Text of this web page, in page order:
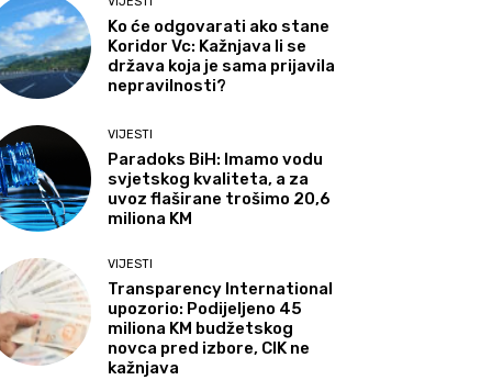
Ko će odgovarati ako stane
Koridor Vc: Kažnjava li se
država koja je sama prijavila
nepravilnosti?
VIJESTI
Paradoks BiH: Imamo vodu
svjetskog kvaliteta, a za
uvoz flaširane trošimo 20,6
miliona KM
VIJESTI
Transparency International
upozorio: Podijeljeno 45
miliona KM budžetskog
novca pred izbore, CIK ne
kažnjava